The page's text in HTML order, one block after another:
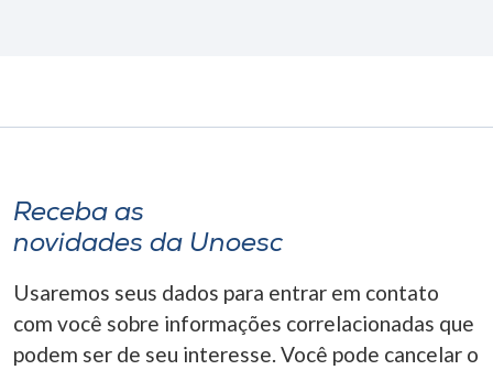
Receba as
novidades da Unoesc
Usaremos seus dados para entrar em contato
com você sobre informações correlacionadas que
podem ser de seu interesse. Você pode cancelar o